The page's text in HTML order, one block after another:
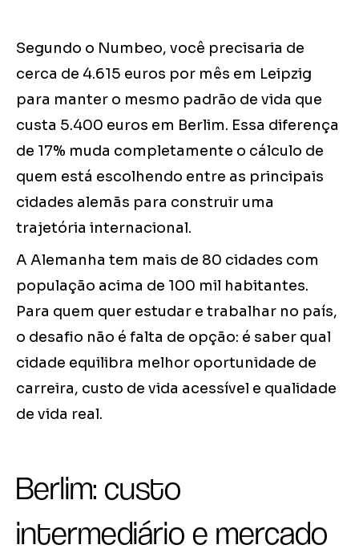
Segundo o Numbeo, você precisaria de
cerca de 4.615 euros por mês em Leipzig
para manter o mesmo padrão de vida que
custa 5.400 euros em Berlim. Essa diferença
de 17% muda completamente o cálculo de
quem está escolhendo entre as principais
cidades alemãs para construir uma
trajetória internacional.
A Alemanha tem mais de 80 cidades com
população acima de 100 mil habitantes.
Para quem quer estudar e trabalhar no país,
o desafio não é falta de opção: é saber qual
cidade equilibra melhor oportunidade de
carreira, custo de vida acessível e qualidade
de vida real.
Berlim: custo
intermediário e mercado